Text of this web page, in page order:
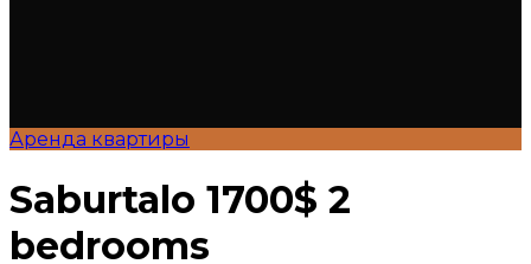
Аренда квартиры
Saburtalo 1700$ 2
bedrooms